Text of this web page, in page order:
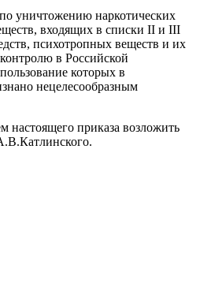
уничтожению наркотических
входящих в списки II и III
психотропных веществ и их
в Российской
которых в
нецелесообразным
настоящего приказа возложить